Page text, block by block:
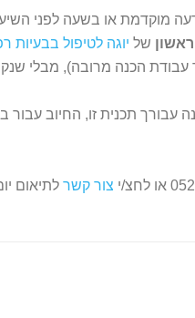
מוקדמת או בשעה לפני
של יוגה לטיפול בבעיות
הכנה מרובה), מבלי
עבורך תכנית זו, החיוב
צור קשר לתיאום